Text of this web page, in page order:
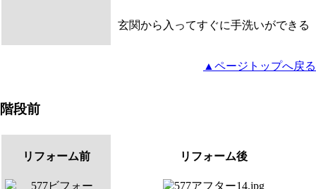
玄関から入ってすぐに手洗いができる
▲ページトップへ戻る
階段前
リフォーム前 リフォーム後